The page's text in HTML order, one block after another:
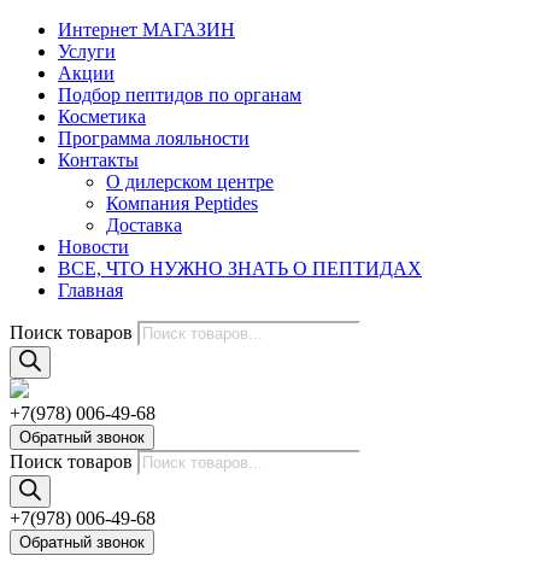
Интернет МАГАЗИН
Услуги
Акции
Подбор пептидов по органам
Косметика
Программа лояльности
Контакты
О дилерском центре
Компания Peptides
Доставка
Новости
ВСЕ, ЧТО НУЖНО ЗНАТЬ О ПЕПТИДАХ
Главная
Поиск товаров
+7(978) 006-49-68
Обратный звонок
Поиск товаров
+7(978) 006-49-68
Обратный звонок